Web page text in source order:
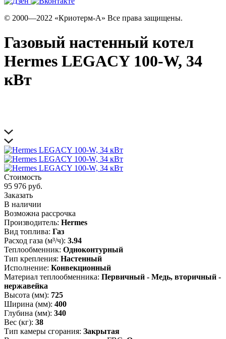
© 2000—2022 «Криотерм-А» Все права защищены.
Газовый настенный котел
Hermes LEGACY 100-W, 34
кВт
Стоимость
95 976 руб.
Заказать
В наличии
Возможна рассрочка
Производитель: Hermes
Вид топлива: Газ
Расход газа (м³/ч): 3.94
Теплообменник: Одноконтурный
Тип крепления: Настенный
Исполнение: Конвекционный
Материал теплообменника: Первичный - Медь, вторичный -
нержавейка
Высота (мм): 725
Ширина (мм): 400
Глубина (мм): 340
Вес (кг): 38
Тип камеры сгорания: Закрытая